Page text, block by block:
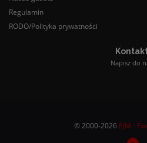
Regulamin
RODO/Polityka prywatności
Napisz do
© 2000-2026 EJM -